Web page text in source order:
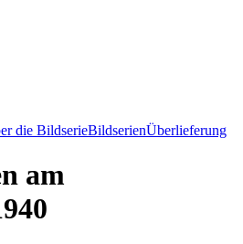
die BildserieBildserienÜberlieferung
am